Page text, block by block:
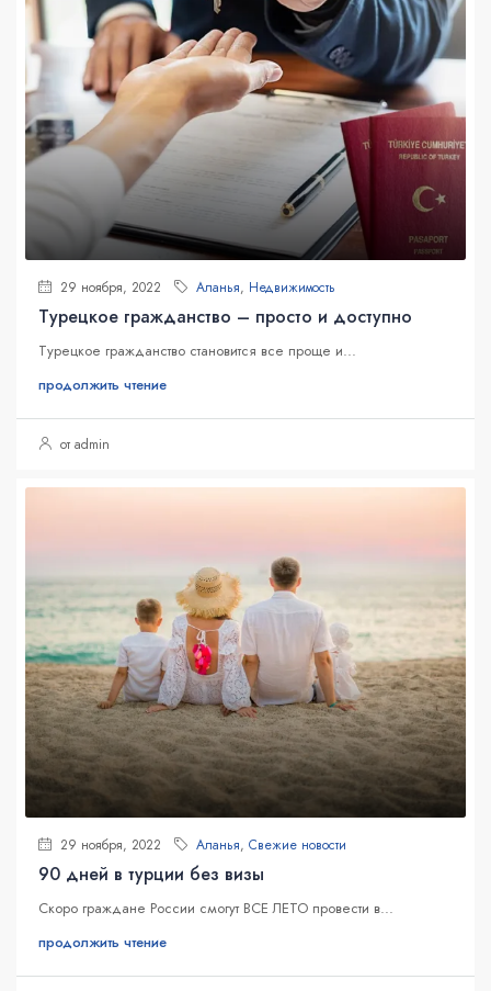
29 ноября, 2022 Аланья, Недвижимость
Турецкое гражданство – просто и доступно
Турецкое гражданство становится все проще и...
продолжить чтение
от admin
29 ноября, 2022 Аланья, Свежие новости
90 дней в турции без визы
Скоро граждане России смогут ВСЕ ЛЕТО провести в...
продолжить чтение